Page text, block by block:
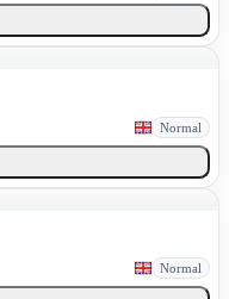
Normal
Normal